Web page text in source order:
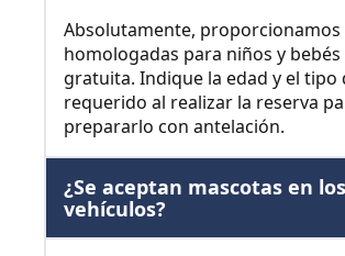
Absolutamente, proporcionamos
homologadas para niños y
gratuita. Indique la edad y el tipo
requerido al realizar la reserva
prepararlo con antelación.
¿Se aceptan mascotas en los
vehículos?